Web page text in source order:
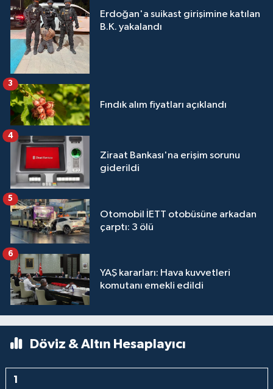
Erdoğan'a suikast girişimine katılan
B.K. yakalandı
Fındık alım fiyatları açıklandı
3
Ziraat Bankası'na erişim sorunu
giderildi
4
Otomobil İETT otobüsüne arkadan
çarptı: 3 ölü
5
YAŞ kararları: Hava kuvvetleri
komutanı emekli edildi
6
Döviz & Altın Hesaplayıcı